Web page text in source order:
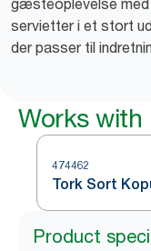
gæsteoplevelse
servietter i et stort
der passer til
Works with
474462
Tork Sort
Product